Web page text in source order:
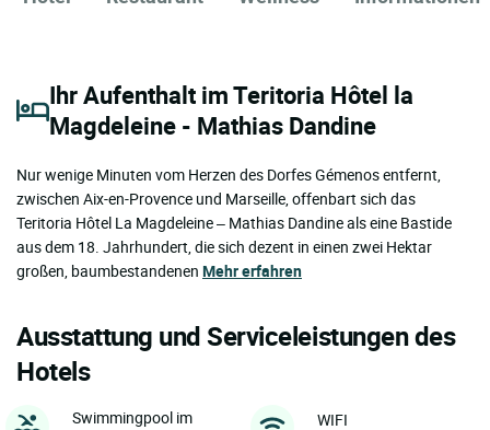
Ihr Aufenthalt im Teritoria Hôtel la
Magdeleine - Mathias Dandine
Nur wenige Minuten vom Herzen des Dorfes Gémenos entfernt,
zwischen Aix-en-Provence und Marseille, offenbart sich das
Teritoria Hôtel La Magdeleine – Mathias Dandine als eine Bastide
aus dem 18. Jahrhundert, die sich dezent in einen zwei Hektar
großen, baumbestandenen Mehr erfahren
Ausstattung und Serviceleistungen des
Hotels
Swimmingpool im
WIFI